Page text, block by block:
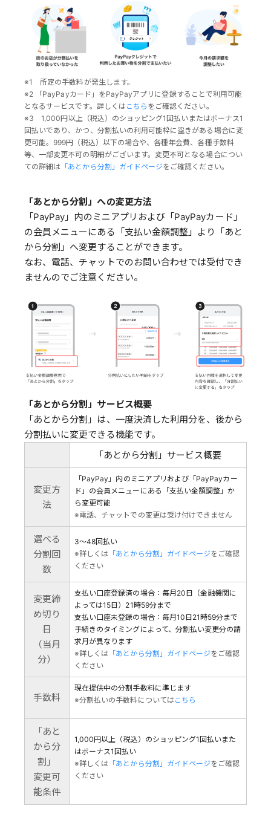
※1 所定の手数料が発生します。
※2 「PayPayカード」をPayPayアプリに登録することで利用可能
となるサービスです。詳しくは こちら をご確認ください。
※3 1,000円以上（税込）のショッピング1回払いまたはボーナス1
回払いであり、かつ、分割払いの利用可能枠に空きがある場合に変
更可能。999円（税込）以下の場合や、各種年会費、各種手数料
等、一部変更不可の明細がございます。変更不可となる場合につい
ての詳細は 「あとから分割」ガイドページをご確認ください。
「あとから分割」への変更方法
「PayPay」内のミニアプリおよび「PayPayカード」
の会員メニューにある「支払い金額調整」より「あと
から分割」へ変更することができます。
なお、電話、チャットでのお問い合わせでは受付でき
ませんのでご注意ください。
「あとから分割」サービス概要
「あとから分割」は、一度決済した利用分を、後から
分割払いに変更できる機能です。
「あとから分割」サービス概要
変更方
法
「PayPay」内のミニアプリおよび「PayPayカー
ド」の会員メニューにある「支払い金額調整」か
ら変更可能
※電話、チャットでの変更は受け付けできません
選べる
分割回
数
3～48回払い
※詳しくは 「あとから分割」ガイドページをご確認
ください
変更締
め切り
日
（当月
分）
支払い口座登録済の場合：毎月20日（金融機関に
よっては15日）21時59分まで
支払い口座未登録の場合：毎月10日21時59分まで
手続きのタイミングによって、分割払い変更分の請
求月が異なります
※詳しくは 「あとから分割」ガイドページをご確認
ください
手数料
現在提供中の分割手数料に準じます
※分割払いの手数料については こちら
「あと
から分
割」
変更可
能条件
1,000円以上（税込）のショッピング1回払いまた
はボーナス1回払い
※詳しくは 「あとから分割」ガイドページをご確認
ください